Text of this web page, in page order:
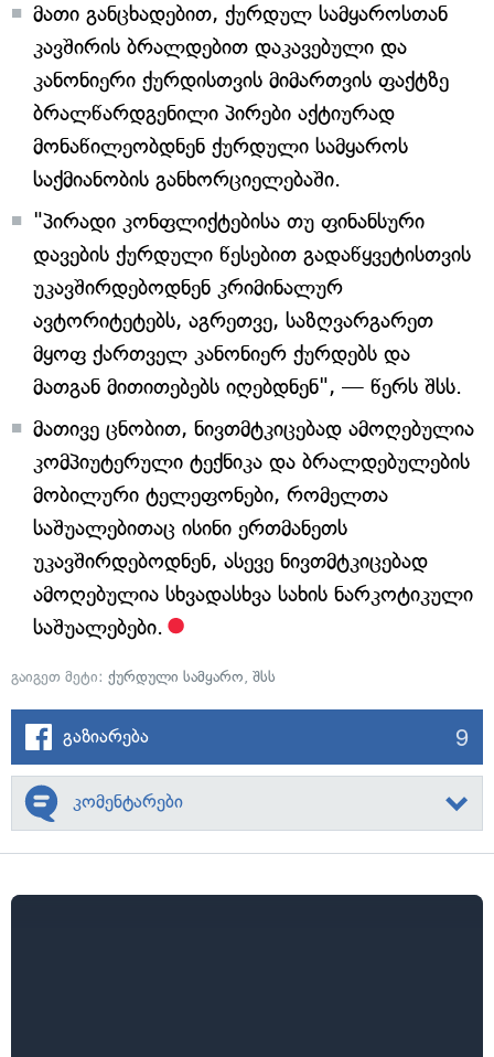
მათი განცხადებით, ქურდულ სამყაროსთან
კავშირის ბრალდებით დაკავებული და
კანონიერი ქურდისთვის მიმართვის ფაქტზე
ბრალწარდგენილი პირები აქტიურად
მონაწილეობდნენ ქურდული სამყაროს
საქმიანობის განხორციელებაში.
"პირადი კონფლიქტებისა თუ ფინანსური
დავების ქურდული წესებით გადაწყვეტისთვის
უკავშირდებოდნენ კრიმინალურ
ავტორიტეტებს, აგრეთვე, საზღვარგარეთ
მყოფ ქართველ კანონიერ ქურდებს და
მათგან მითითებებს იღებდნენ", — წერს შსს.
მათივე ცნობით, ნივთმტკიცებად ამოღებულია
კომპიუტერული ტექნიკა და ბრალდებულების
მობილური ტელეფონები, რომელთა
საშუალებითაც ისინი ერთმანეთს
უკავშირდებოდნენ, ასევე ნივთმტკიცებად
ამოღებულია სხვადასხვა სახის ნარკოტიკული
საშუალებები.
გაიგეთ მეტი: ქურდული სამყარო, შსს
გაზიარება 9
კომენტარები